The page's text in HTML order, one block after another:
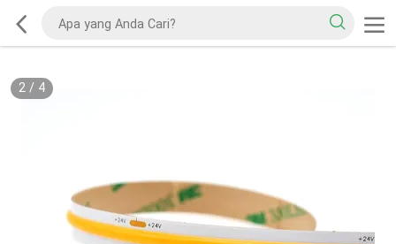
2/ 4